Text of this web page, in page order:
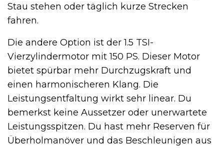
Stau stehen oder täglich kurze Strecken
fahren.
Die andere Option ist der 1.5 TSI-
Vierzylindermotor mit 150 PS. Dieser Motor
bietet spürbar mehr Durchzugskraft und
einen harmonischeren Klang. Die
Leistungsentfaltung wirkt sehr linear. Du
bemerkst keine Aussetzer oder unerwartete
Leistungsspitzen. Du hast mehr Reserven für
Überholmanöver und das Beschleunigen aus